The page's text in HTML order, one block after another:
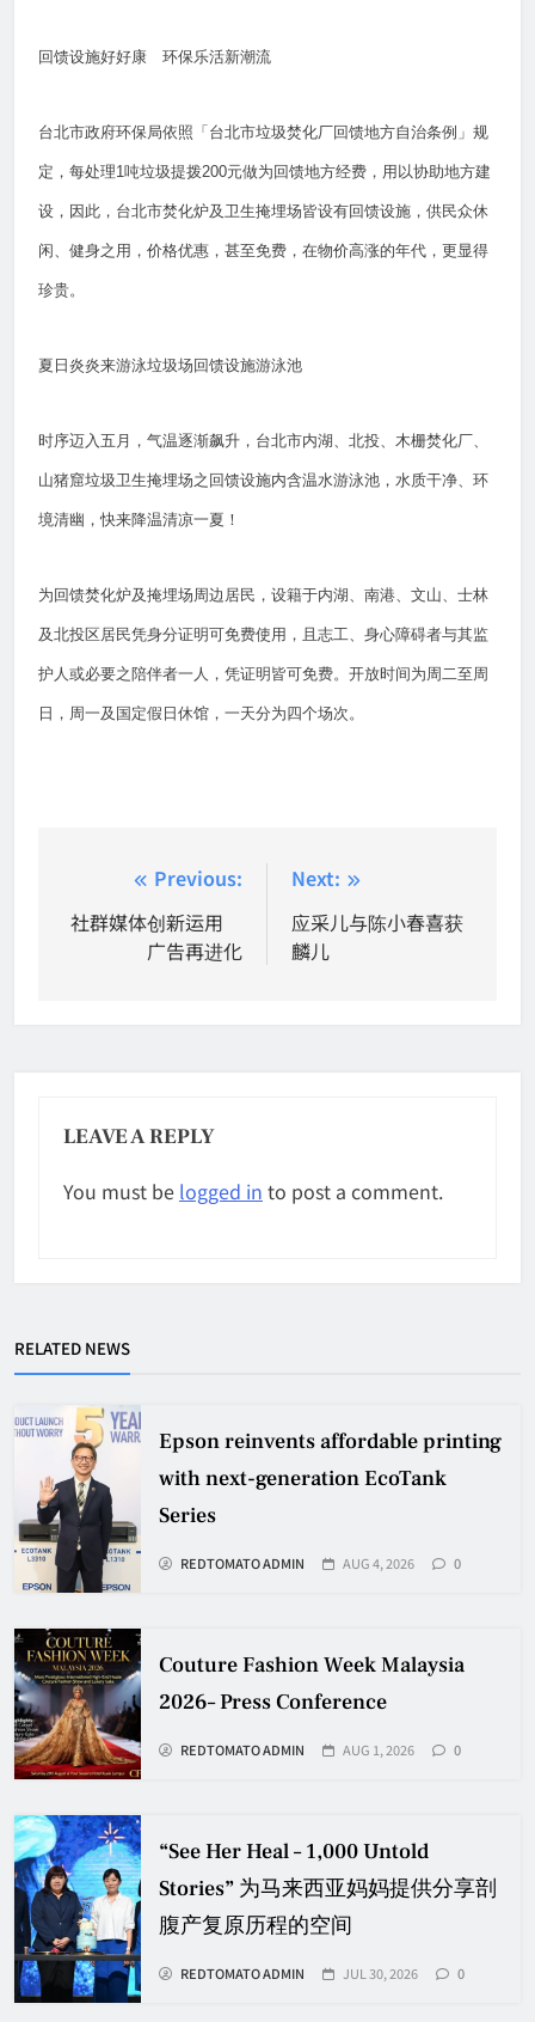
回馈设施好好康 环保乐活新潮流
台北市政府环保局依照「台北市垃圾焚化厂回馈地方自治条例」规
定，每处理1吨垃圾提拨200元做为回馈地方经费，用以协助地方建
设，因此，台北市焚化炉及卫生掩埋场皆设有回馈设施，供民众休
闲、健身之用，价格优惠，甚至免费，在物价高涨的年代，更显得
珍贵。
夏日炎炎来游泳垃圾场回馈设施游泳池
时序迈入五月，气温逐渐飙升，台北市内湖、北投、木栅焚化厂、
山猪窟垃圾卫生掩埋场之回馈设施内含温水游泳池，水质干净、环
境清幽，快来降温清凉一夏！
为回馈焚化炉及掩埋场周边居民，设籍于内湖、南港、文山、士林
及北投区居民凭身分证明可免费使用，且志工、身心障碍者与其监
护人或必要之陪伴者一人，凭证明皆可免费。开放时间为周二至周
日，周一及国定假日休馆，一天分为四个场次。
navigation
Previous:
社群媒体创新运用
广告再进化
Next:
应采儿与陈小春喜获
麟儿
LEAVE A REPLY
You must be logged in to post a comment.
RELATED NEWS
Epson reinvents affordable printing
with next-generation EcoTank
Series
REDTOMATO ADMIN AUG 4, 2026 0
Couture Fashion Week Malaysia
2026– Press Conference
REDTOMATO ADMIN AUG 1, 2026 0
“See Her Heal – 1,000 Untold
Stories” 为马来西亚妈妈提供分享剖
腹产复原历程的空间
REDTOMATO ADMIN JUL 30, 2026 0